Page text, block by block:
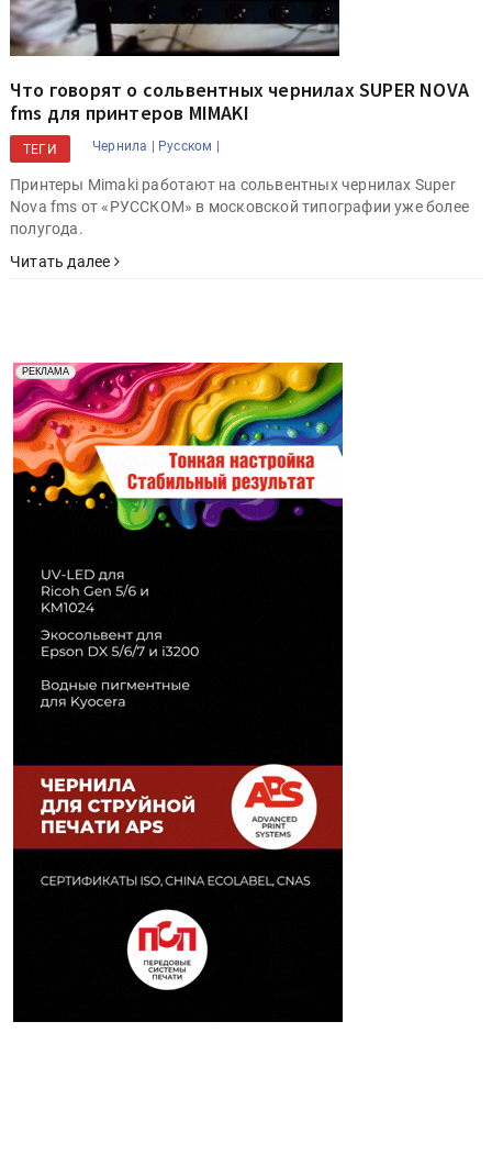
Что говорят о сольвентных чернилах SUPER NOVA
fms для принтеров MIMAKI
ТЕГИ Чернила | Русском |
Принтеры Mimaki работают на сольвентных чернилах Super
Nova fms от «РУССКОМ» в московской типографии уже более
полугода.
Читать далее
РЕКЛАМА
Реклама. Рекламодатель ООО "Передовые Системы
Печати" erid: 2SDnjd2d4Qz